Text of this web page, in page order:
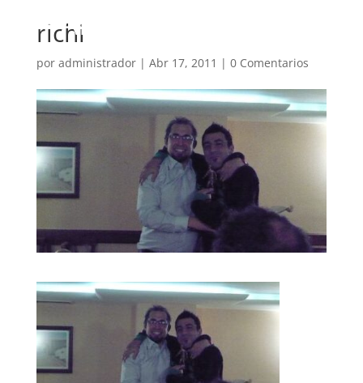
PAIXÓN
richi
por administrador| Abr 17, 2011 | 0 Comentarios